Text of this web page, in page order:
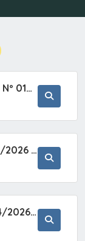
CONCORRÊNCIA PRESENCIAL Nº 019/2025 - PAVIMENTAÇÃO ASFÁLTICA EM TRECHO DA RUA 2 NO BAIRRO VILA SOARES NO MUNICÍPIO DE SETE BARRAS/SP.
PREGÃO ELETRÔNICO Nº 021/2026 - AQUISIÇÃO DE CONTENTORES E CARRINHOS, DESTINADOS A COLETIVA E MANEJO DE RESÍDUOS SÓLIDOS, ATRAVÉS DO SISTEMA DE REGISTRO DE PREÇOS (SRP)
PREGÃO ELETRÔNICO Nº 024/2026 - AQUISIÇÃO DE GÁS MEDICINAL TIPO OXIGÊNIO (1,00 M3, 3,00 M3 E 10,00 M3), EM ATENDIMENTO À SECRETARIA MUNICIPAL DE SAÚDE, ATRAVÉS DO SISTEMA DE REGISTRO DE PREÇOS (SRP)